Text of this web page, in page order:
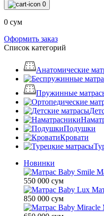
0
0 сум
Оформить заказ
Список категорий
Анатомические
Пружинные
Подушки
Кровати
Новинки
550 000 сум
850 000 сум